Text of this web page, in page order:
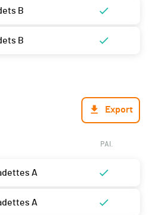
B
B
Export
PAI.
A
A